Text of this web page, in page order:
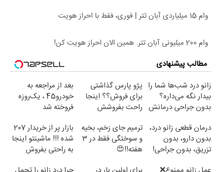
وام 15 میلیاردی آبان تتر | فوری، فقط با احراز هویت
وام 200 میلیونی آبان تتر. همین الان احراز هویت کن!
مطالب پیشنهادی
زانو درد شب‌ها شما را
بیدار نگه می‌داره؟
بدون جراحی درمانش
پژو پارس گذاشتی
برای فروش؟؟ اینجا
راحت بفروشش
بعد از مراجعه به
خودرو45 ، یک‌روزه
فروخته شد
درمان قطعی زانو درد،
بدون دارو، بدون
تزریق، بدون جراحی!
ترمیم جای زخم، بخیه
و سوختگی فقط در 3
هفته!!😍
بازار پر از خریدار 207
شده !!! ماشینتو اینجا
به راحتی بفروش